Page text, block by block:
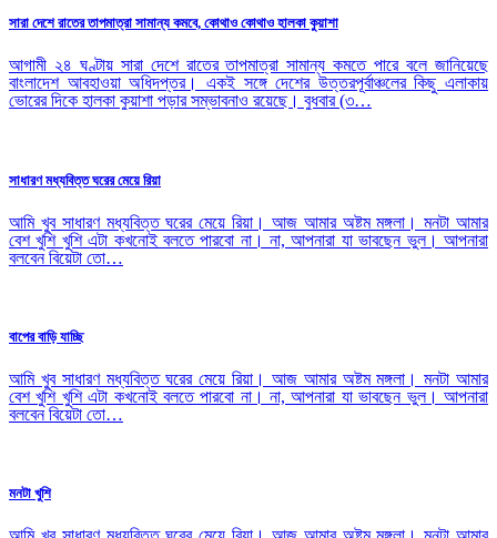
সারা দেশে রাতের তাপমাত্রা সামান্য কমবে, কোথাও কোথাও হালকা কুয়াশা
আগামী ২৪ ঘণ্টায় সারা দেশে রাতের তাপমাত্রা সামান্য কমতে পারে বলে জানিয়েছে
বাংলাদেশ আবহাওয়া অধিদপ্তর। একই সঙ্গে দেশের উত্তরপূর্বাঞ্চলের কিছু এলাকায়
ভোরের দিকে হালকা কুয়াশা পড়ার সম্ভাবনাও রয়েছে। বুধবার (৩…
সাধারণ মধ্যবিত্ত ঘরের মেয়ে রিয়া
আমি খুব সাধারণ মধ্যবিত্ত ঘরের মেয়ে রিয়া। আজ আমার অষ্টম মঙ্গলা। মনটা আমার
বেশ খুশি খুশি এটা কখনোই বলতে পারবো না। না, আপনারা যা ভাবছেন ভুল। আপনারা
বলবেন বিয়েটা তো…
বাপের বাড়ি যাচ্ছি
আমি খুব সাধারণ মধ্যবিত্ত ঘরের মেয়ে রিয়া। আজ আমার অষ্টম মঙ্গলা। মনটা আমার
বেশ খুশি খুশি এটা কখনোই বলতে পারবো না। না, আপনারা যা ভাবছেন ভুল। আপনারা
বলবেন বিয়েটা তো…
মনটা খুশি